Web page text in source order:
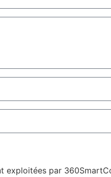
exploitées par